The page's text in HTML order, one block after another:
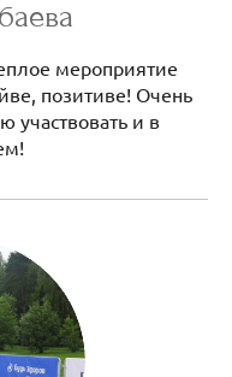
мероприятие
позитиве! Очень
участвовать и в